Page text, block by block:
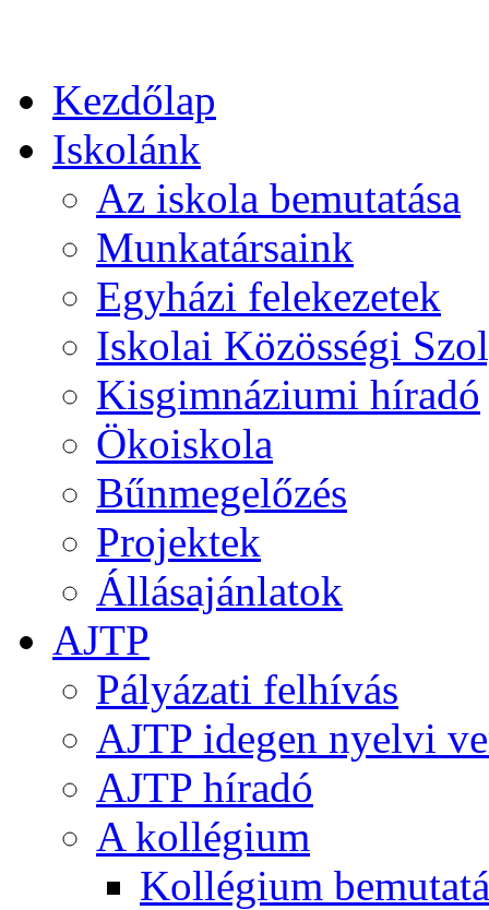
Kezdőlap
Iskolánk
Az iskola bemutatása
Munkatársaink
Egyházi felekezetek
Iskolai Közösségi
Kisgimnáziumi híradó
Ökoiskola
Bűnmegelőzés
Projektek
Állásajánlatok
AJTP
Pályázati felhívás
AJTP idegen nyelvi
AJTP híradó
A kollégium
Kollégium